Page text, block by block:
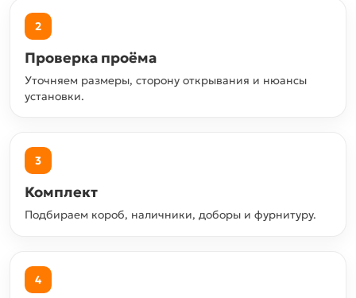
2
Проверка проёма
Уточняем размеры, сторону открывания и нюансы
установки.
3
Комплект
Подбираем короб, наличники, доборы и фурнитуру.
4